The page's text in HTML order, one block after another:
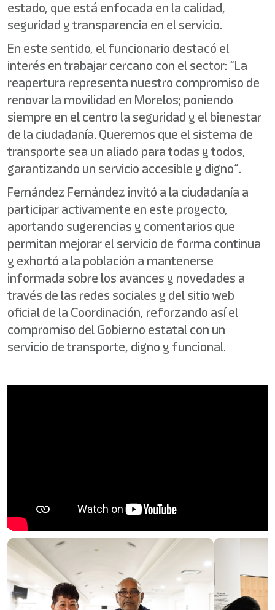
estado, que está enfocada en la calidad,
seguridad y transparencia en el servicio.
En este sentido, el funcionario destacó el
interés en trabajar cercano con el sector: “La
reapertura representa nuestro compromiso de
renovar la movilidad en Morelos; poniendo
siempre en el centro la seguridad y el bienestar
de la ciudadanía. Queremos que el sistema de
transporte sea un aliado para todas y todos,
garantizando un servicio accesible y digno”.
Fernández Fernández invitó a la ciudadanía a
participar activamente en este proyecto,
aportando sugerencias y comentarios que
permitan mejorar el servicio de forma continua
y exhortó a la población a mantenerse
informada sobre los avances y novedades a
través de las redes sociales y del sitio web
oficial de la Coordinación, reforzando así el
compromiso del Gobierno estatal con un
servicio de transporte, digno y funcional.